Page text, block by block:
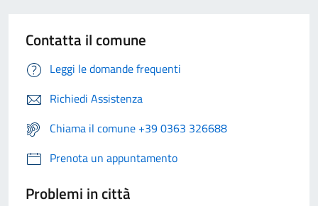
Contatta il comune
Leggi le domande frequenti
Richiedi Assistenza
Chiama il comune +39 0363 326688
Prenota un appuntamento
Problemi in città